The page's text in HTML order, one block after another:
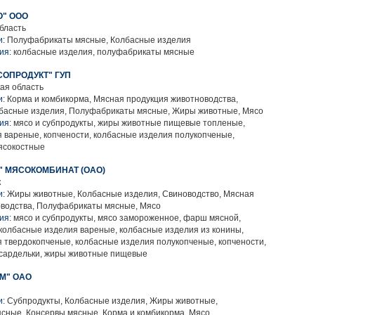
ООО
Полуфабрикаты мясные, Колбасные изделия
колбасные изделия, полуфабрикаты мясные
ГУП
область
Корма и комбикорма, Мясная продукция животноводства,
изделия, Полуфабрикаты мясные, Жиры животные, Мясо
мясо и субпродукты, жиры животные пищевые топленые,
вареные, копчености, колбасные изделия полукопченые,
МЯСОКОМБИНАТ (ОАО)
Жиры животные, Колбасные изделия, Свиноводство, Мясная
Полуфабрикаты мясные, Мясо
мясо и субпродукты, мясо замороженное, фарш мясной,
изделия вареные, колбасные изделия из конины,
колбасные изделия полукопченые, копчености,
сардельки, жиры животные пищевые
ОАО
Субпродукты, Колбасные изделия, Жиры животные,
Консервы мясные, Корма и комбикорма, Мясо